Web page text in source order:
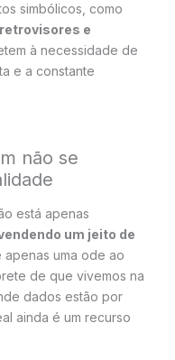
simbólicos, como
e
à necessidade de
e a constante
não se
está apenas
um jeito de
apenas uma ode ao
de que vivemos na
dados estão por
ainda é um recurso